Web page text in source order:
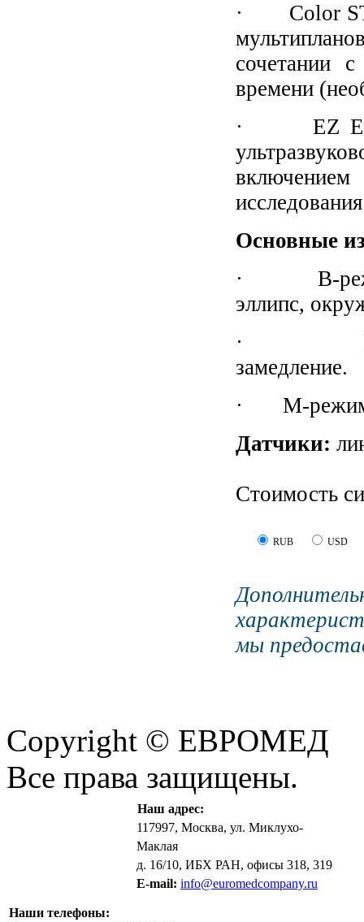
· Color
сочетании
времени
· EZ Exam
Основные
· В-режим:
эллипс,
· D-
замедление.
· M-режим:
Датчики:
Стоимость
RUB USD
мы
Copyright © ЕВРОМЕД
Все права защищены.
Наш адрес:
117997, Москва, ул. Миклухо-
Маклая
д. 16/10, ИБХ РАН, офисы 318, 319
E-mail: info@euromedcompany.ru
Наши телефоны: